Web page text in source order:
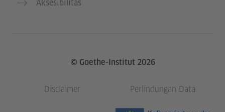
Aksesibilitas
© Goethe-Institut 2026
Disclaimer Perlindungan Data